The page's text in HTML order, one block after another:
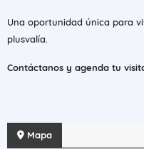
Una oportunidad única para
plusvalía.
Contáctanos y agenda tu
Mapa